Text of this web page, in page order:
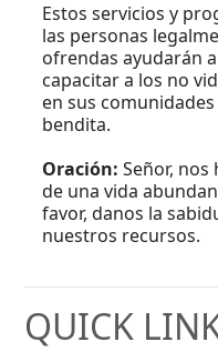
Estos servicios y
las personas
ofrendas ayudarán
capacitar a los no
en sus
bendita.
Oración: Señor,
de una vida
favor, danos la
nuestros recursos.
QUICK